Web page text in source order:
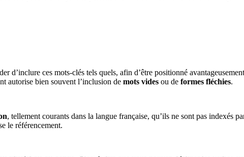
d’inclure ces mots-clés tels quels, afin d’être positionné
autorise bien souvent l’inclusion de mots vides ou de formes fléchies.
, tellement courants dans la langue française, qu’ils ne sont pas indexés
le référencement.